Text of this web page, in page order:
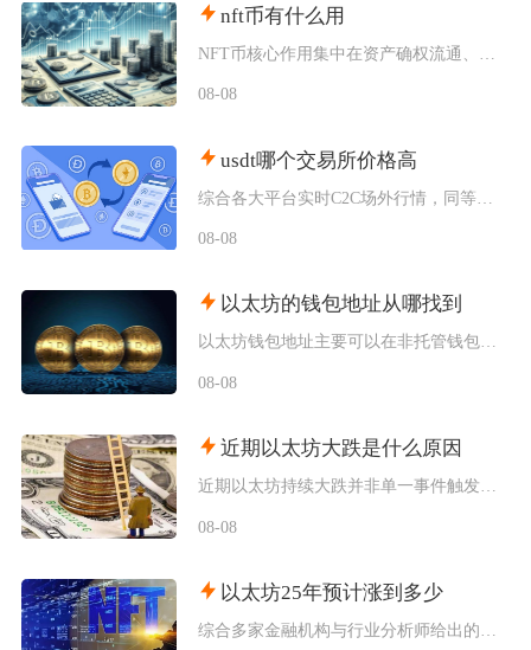
nft币有什么用
08-08
usdt哪个交易所价格高
08-08
以太坊的钱包地址从哪找到
以太坊钱包地址主要可以在非托管钱包客户端、硬件钱包配套软件、交易所资产充值页面找到，地址统
08-08
近期以太坊大跌是什么原因
08-08
以太坊25年预计涨到多少